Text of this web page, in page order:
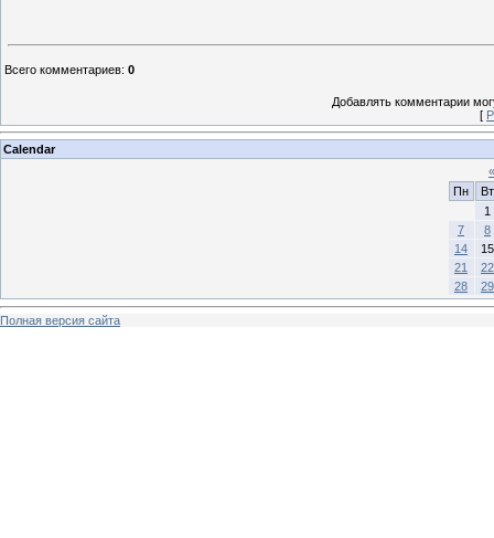
Всего комментариев: 0
Добавлять комментарии
[
Calendar
«
Пн
Вт
1
7
8
14
15
21
22
28
29
Полная версия сайта